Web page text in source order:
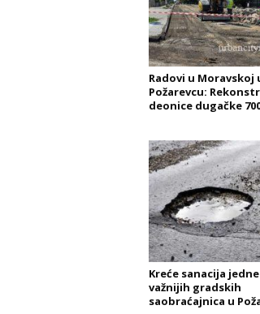
Radovi u Moravskoj
Požarevcu:
deonice dugačke
Kreće sanacija
važnijih gradskih
saobraćajnica u